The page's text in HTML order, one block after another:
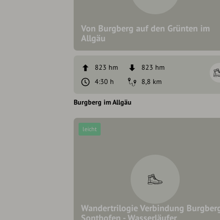
Von Burgberg auf den Grünten im
Allgäu
823 hm
823 hm
4:30 h
8,8 km
Burgberg im Allgäu
Wandertrilogie Verbindung
leicht